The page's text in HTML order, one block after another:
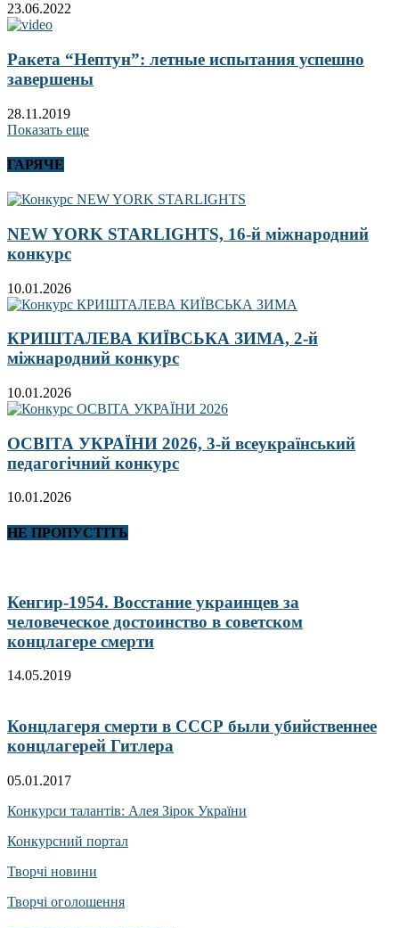
23.06.2022
Ракета “Нептун”: летные испытания успешно
завершены
28.11.2019
Показать еще
ГАРЯЧЕ
NEW YORK STARLIGHTS, 16-й міжнародний
конкурс
10.01.2026
КРИШТАЛЕВА КИЇВСЬКА ЗИМА, 2-й
міжнародний конкурс
10.01.2026
ОСВІТА УКРАЇНИ 2026, 3-й всеукраїнський
педагогічний конкурс
10.01.2026
НЕ ПРОПУСТІТЬ
Кенгир-1954. Восстание украинцев за
человеческое достоинство в советском
концлагере смерти
14.05.2019
Концлагеря смерти в СССР были убийственнее
концлагерей Гитлера
05.01.2017
Конкурси талантів: Алея Зірок України
Конкурсний портал
Творчі новини
Творчі оголошення